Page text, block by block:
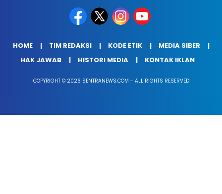
HOME TIM REDAKSI KODE ETIK
MEDIA SIBER
HAK JAWAB
HISTORI MEDIA KONTAK IKLAN
COPYRIGHT © 2026 SENTRANEWS.COM - ALL RIGHTS RESERVED